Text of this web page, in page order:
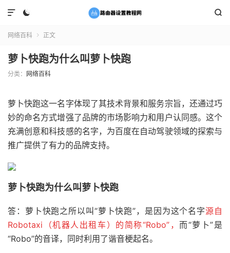
 

网络百科  正文
萝卜快跑为什么叫萝卜快跑
分类： 网络百科
萝卜快跑这一名字体现了其技术背景和服务宗旨，还通过巧
妙的命名方式增强了品牌的市场影响力和用户认同感。这个
充满创意和科技感的名字，为百度在自动驾驶领域的探索与
推广提供了有力的品牌支持。
萝卜快跑为什么叫萝卜快跑
答：萝卜快跑之所以叫“萝卜快跑”，是因为这个名字源自
Robotaxi（机器人出租车）的简称“Robo”，而“萝卜”是
“Robo”的音译，同时利用了谐音梗起名。